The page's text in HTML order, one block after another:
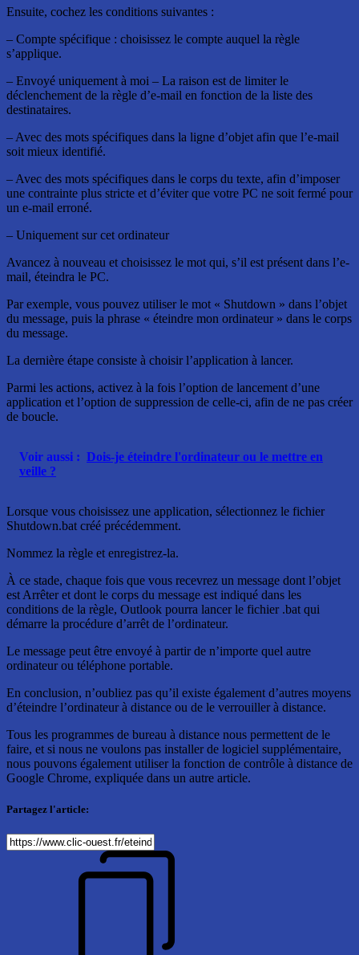
Ensuite, cochez les conditions suivantes :
– Compte spécifique : choisissez le compte auquel la règle
s’applique.
– Envoyé uniquement à moi – La raison est de limiter le
déclenchement de la règle d’e-mail en fonction de la liste des
destinataires.
– Avec des mots spécifiques dans la ligne d’objet afin que l’e-mail
soit mieux identifié.
– Avec des mots spécifiques dans le corps du texte, afin d’imposer
une contrainte plus stricte et d’éviter que votre PC ne soit fermé pour
un e-mail erroné.
– Uniquement sur cet ordinateur
Avancez à nouveau et choisissez le mot qui, s’il est présent dans l’e-
mail, éteindra le PC.
Par exemple, vous pouvez utiliser le mot « Shutdown » dans l’objet
du message, puis la phrase « éteindre mon ordinateur » dans le corps
du message.
La dernière étape consiste à choisir l’application à lancer.
Parmi les actions, activez à la fois l’option de lancement d’une
application et l’option de suppression de celle-ci, afin de ne pas créer
de boucle.
Voir aussi : Dois-je éteindre l'ordinateur ou le mettre en
veille ?
Lorsque vous choisissez une application, sélectionnez le fichier
Shutdown.bat créé précédemment.
Nommez la règle et enregistrez-la.
À ce stade, chaque fois que vous recevrez un message dont l’objet
est Arrêter et dont le corps du message est indiqué dans les
conditions de la règle, Outlook pourra lancer le fichier .bat qui
démarre la procédure d’arrêt de l’ordinateur.
Le message peut être envoyé à partir de n’importe quel autre
ordinateur ou téléphone portable.
En conclusion, n’oubliez pas qu’il existe également d’autres moyens
d’éteindre l’ordinateur à distance ou de le verrouiller à distance.
Tous les programmes de bureau à distance nous permettent de le
faire, et si nous ne voulons pas installer de logiciel supplémentaire,
nous pouvons également utiliser la fonction de contrôle à distance de
Google Chrome, expliquée dans un autre article.
Partagez l'article: